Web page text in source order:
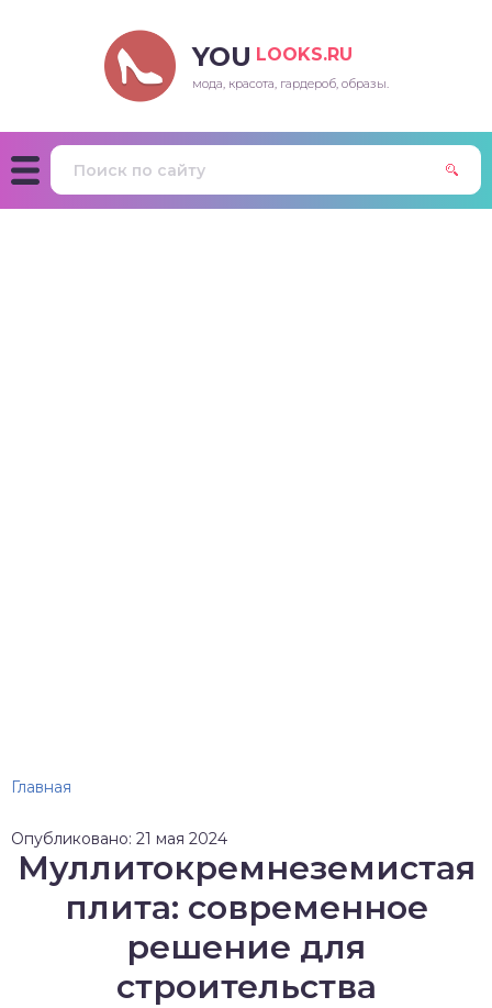
YOU LOOKS.RU
мода, красота, гардероб, образы.
Главная
Опубликовано: 21 мая 2024
Муллитокремнеземистая
плита: современное
решение для
строительства